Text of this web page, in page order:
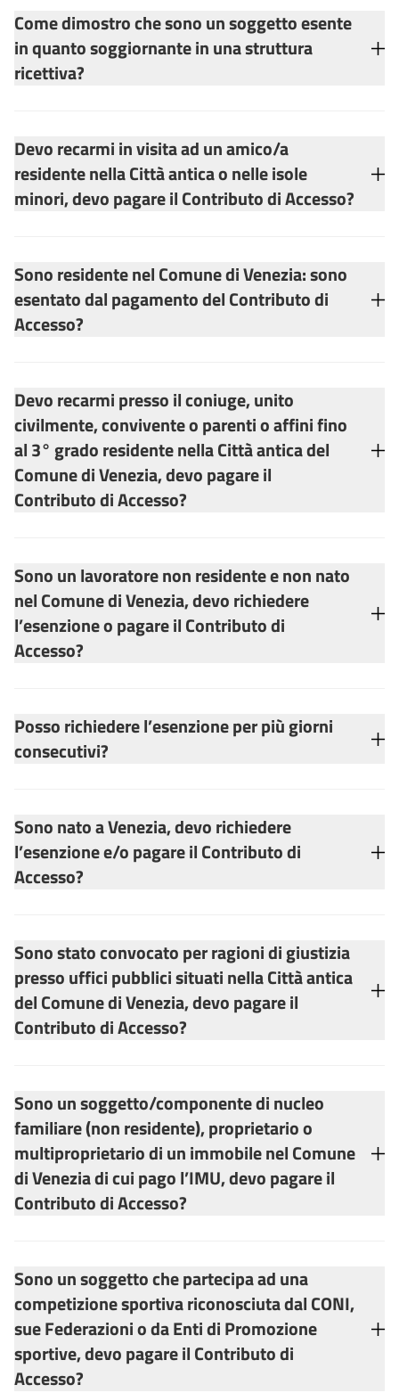
Come dimostro che sono un soggetto esente
in quanto soggiornante in una struttura
ricettiva?
Devo recarmi in visita ad un amico/a
residente nella Città antica o nelle isole
minori, devo pagare il Contributo di Accesso?
Sono residente nel Comune di Venezia: sono
esentato dal pagamento del Contributo di
Accesso?
Devo recarmi presso il coniuge, unito
civilmente, convivente o parenti o affini fino
al 3° grado residente nella Città antica del
Comune di Venezia, devo pagare il
Contributo di Accesso?
Sono un lavoratore non residente e non nato
nel Comune di Venezia, devo richiedere
l’esenzione o pagare il Contributo di
Accesso?
Posso richiedere l’esenzione per più giorni
consecutivi?
Sono nato a Venezia, devo richiedere
l’esenzione e/o pagare il Contributo di
Accesso?
Sono stato convocato per ragioni di giustizia
presso uffici pubblici situati nella Città antica
del Comune di Venezia, devo pagare il
Contributo di Accesso?
Sono un soggetto/componente di nucleo
familiare (non residente), proprietario o
multiproprietario di un immobile nel Comune
di Venezia di cui pago l’IMU, devo pagare il
Contributo di Accesso?
Sono un soggetto che partecipa ad una
competizione sportiva riconosciuta dal CONI,
sue Federazioni o da Enti di Promozione
sportive, devo pagare il Contributo di
Accesso?